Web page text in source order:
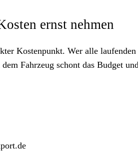
ernst nehmen
Kostenpunkt. Wer alle
Fahrzeug schont das Budget